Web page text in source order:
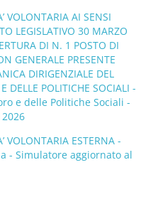
VOLONTARIA AI SENSI
LEGISLATIVO 30 MARZO
DI N. 1 POSTO DI
GENERALE PRESENTE
DIRIGENZIALE DEL
DELLE POLITICHE SOCIALI -
e delle Politiche Sociali -
VOLONTARIA ESTERNA -
- Simulatore aggiornato al